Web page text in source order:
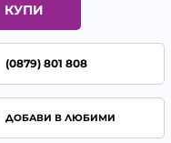
КУПИ
(0879) 801 808
ДОБАВИ В ЛЮБИМИ